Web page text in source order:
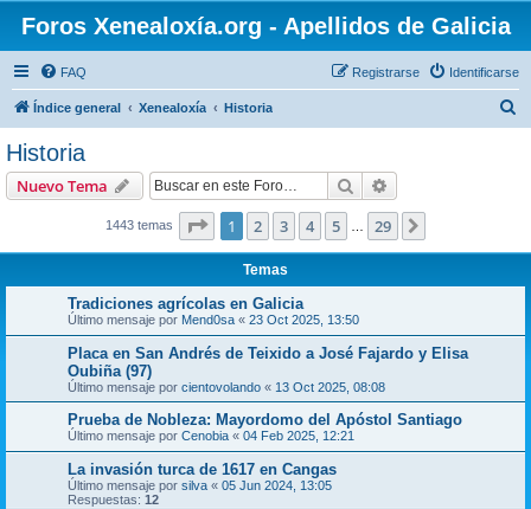
Foros Xenealoxía.org - Apellidos de Galicia
FAQ Identificarse
Registrarse
Índice general Xenealoxía Historia
Historia
Nuevo Tema Buscar
1443 temas Página de 29
1 2 3 4 5 29
Temas
Tradiciones agrícolas en Galicia
Último mensaje por Mend0sa « 23 Oct 2025, 13:50
Placa en San Andrés de Teixido a José Fajardo y Elisa
Oubiña (97)
Último mensaje por cientovolando « 13 Oct 2025, 08:08
Prueba de Nobleza: Mayordomo del Apóstol Santiago
Último mensaje por Cenobia « 04 Feb 2025, 12:21
La invasión turca de 1617 en Cangas
Último mensaje por silva « 05 Jun 2024, 13:05
Respuestas: 12